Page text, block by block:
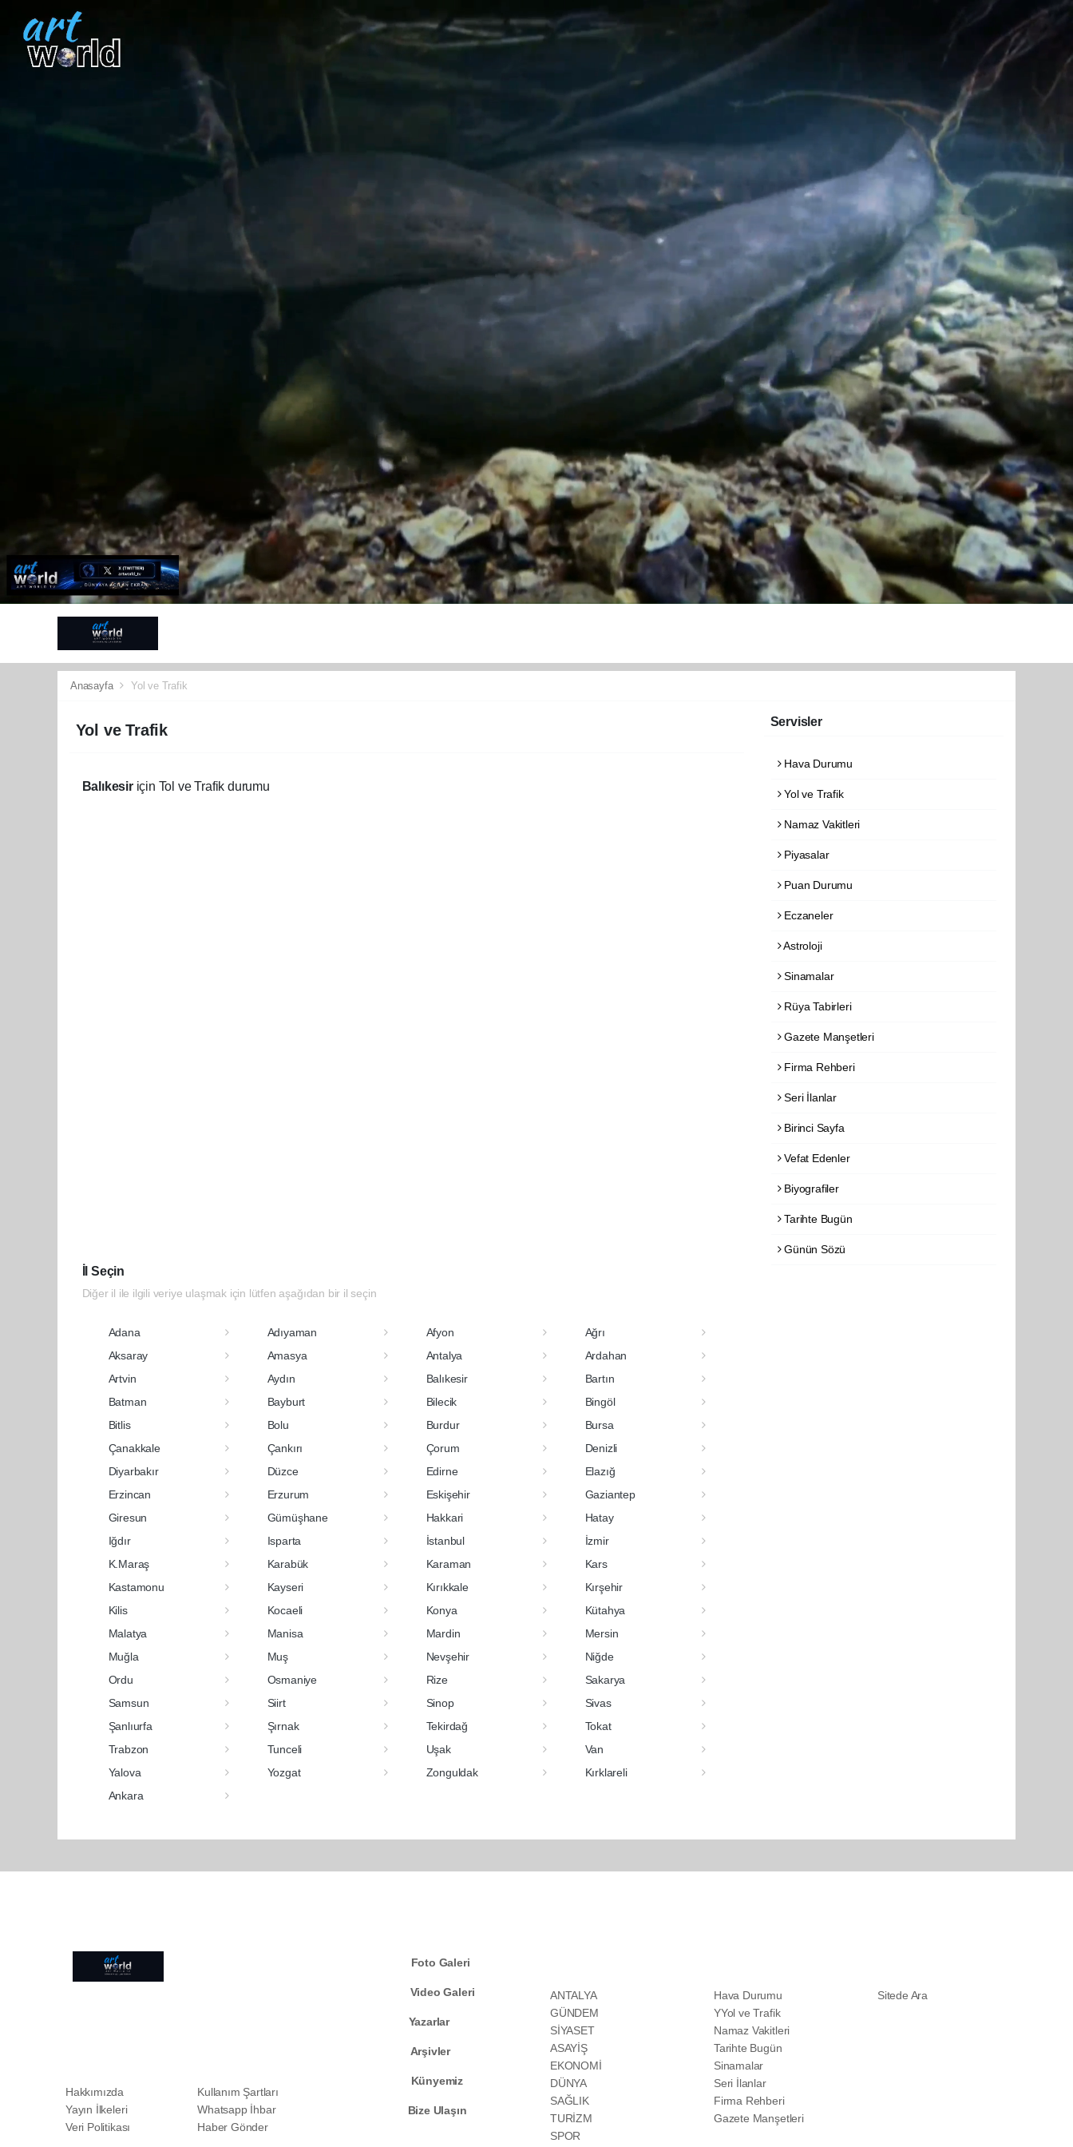
Anasayfa Yol ve Trafik
Yol ve Trafik
Balıkesir için Tol ve Trafik durumu
İl Seçin
Diğer il ile ilgili veriye ulaşmak için lütfen aşağıdan bir il seçin
Adana Adıyaman Afyon
Ağrı
Aksaray
Amasya Antalya
Ardahan
Artvin
Aydın Balıkesir
Bartın
Batman
Bayburt Bilecik
Bingöl
Bitlis
Bolu Burdur
Bursa
Çanakkale
Çankırı Çorum
Denizli
Diyarbakır
Düzce Edirne
Elazığ
Erzincan
Erzurum Eskişehir
Gaziantep
Giresun
Gümüşhane Hakkari
Hatay
Iğdır
Isparta İstanbul
İzmir
K.Maraş
Karabük Karaman
Kars
Kastamonu
Kayseri Kırıkkale
Kırşehir
Kilis
Kocaeli Konya
Kütahya
Malatya
Manisa Mardin
Mersin
Muğla
Muş Nevşehir
Niğde
Ordu
Osmaniye Rize
Sakarya
Samsun
Siirt Sinop
Sivas
Şanlıurfa
Şırnak Tekirdağ
Tokat
Trabzon
Tunceli Uşak
Van
Yalova
Yozgat Zonguldak
Kırklareli
Ankara
Servisler
Hava Durumu
Yol ve Trafik
Namaz Vakitleri
Piyasalar
Puan Durumu
Eczaneler
Astroloji
Sinamalar
Rüya Tabirleri
Gazete Manşetleri
Firma Rehberi
Seri İlanlar
Birinci Sayfa
Vefat Edenler
Biyografiler
Tarihte Bugün
Günün Sözü
Hakkımızda
Yayın İlkeleri
Veri Politikası
Kullanım Şartları
Whatsapp İhbar
Haber Gönder
Foto Galeri
Video Galeri
Yazarlar
Arşivler
Künyemiz
Bize Ulaşın
ANTALYA
GÜNDEM
SİYASET
ASAYİŞ
EKONOMİ
DÜNYA
SAĞLIK
TURİZM
SPOR
Hava Durumu
YYol ve Trafik
Namaz Vakitleri
Tarihte Bugün
Sinamalar
Seri İlanlar
Firma Rehberi
Gazete Manşetleri
Sitede Ara